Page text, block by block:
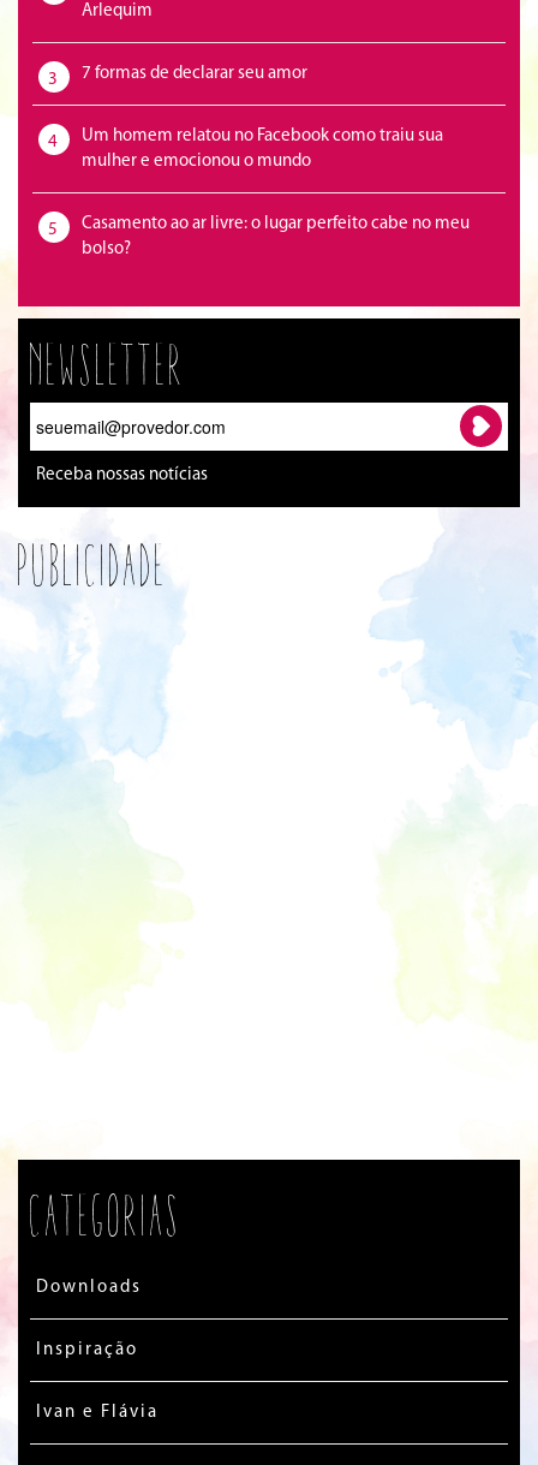
Arlequim
3 7 formas de declarar seu amor
4
Um homem relatou no Facebook como traiu sua
mulher e emocionou o mundo
5
Casamento ao ar livre: o lugar perfeito cabe no meu
bolso?
Newsletter
Receba nossas notícias
Publicidade
Categorias
Downloads
Inspiração
Ivan e Flávia